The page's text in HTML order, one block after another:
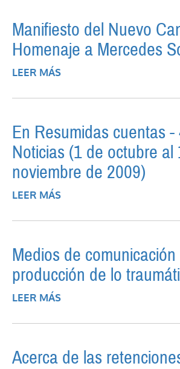
Manifiesto del Nuevo
Homenaje a Mercedes
LEER MÁS
SOSA
En Resumidas cuentas
Noticias (1 de octubre al
noviembre de 2009)
LEER MÁS
NOVIEMBRE DE 2009)
Medios de
producción de lo
LEER MÁS
Acerca de las